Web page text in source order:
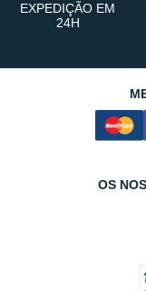
EXPEDIÇÃO EM
24H
OS